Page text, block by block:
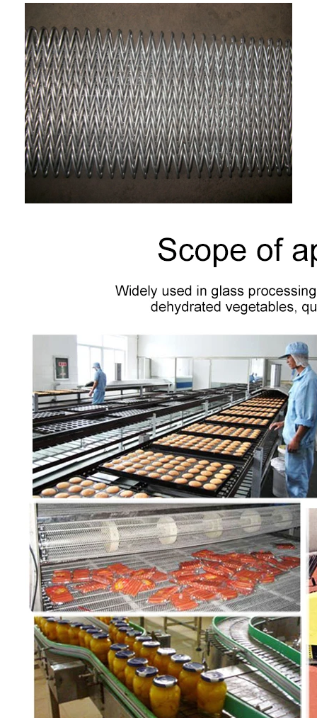
Qualitätskontrolle
Kontakt
Nachrichten
Alle Fälle
Hochtemperatur-Maschendraht
Nahrung Mesh Belt
Förderkette-Platte
Foto-voltaischer SolarMesh Belt
Kette Mesh Belt
Gewundener Gefrierschrank-Gurt
Oven Conveyor Belt